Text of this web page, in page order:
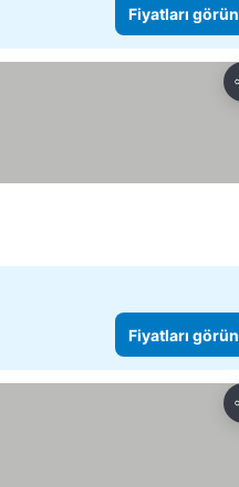
Fiyatları görün
Fiyatları görün